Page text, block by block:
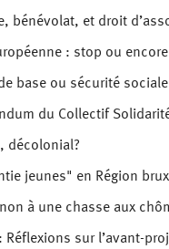
bénévolat, et droit
: stop ou
base ou sécurité
du Collectif
décolonial?
jeunes" en Région
à une chasse aux
Réflexions sur l’avant-